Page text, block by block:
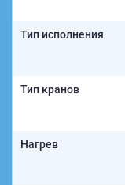
Тип исполнения
Тип кранов
Нагрев